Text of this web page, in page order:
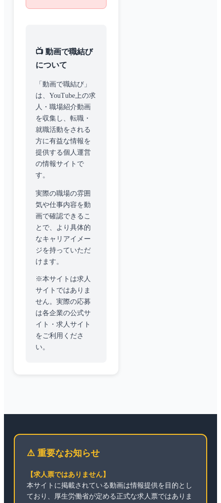
📺 動画で職結び
について
「動画で職結び」
は、YouTube上の求
人・職場紹介動画
を収集し、転職・
就職活動をされる
方に有益な情報を
提供する個人運営
の情報サイトで
す。
実際の職場の雰囲
気や仕事内容を動
画で確認できるこ
とで、より具体的
なキャリアイメー
ジを持っていただ
けます。
※本サイトは求人
サイトではありま
せん。実際の応募
は各企業の公式サ
イト・求人サイト
をご利用くださ
い。
⚠️ 重要なお知らせ
【求人票ではありません】
本サイトに掲載されている動画は情報提供を目的とし
ており、厚生労働省が定める正式な求人票ではありま